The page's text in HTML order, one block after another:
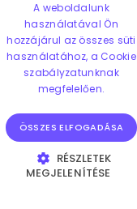
A weboldalunk
használatával Ön
hozzájárul az összes süti
használatához, a Cookie
szabályzatunknak
megfelelően.
ÖSSZES ELFOGADÁSA
RÉSZLETEK
MEGJELENÍTÉSE